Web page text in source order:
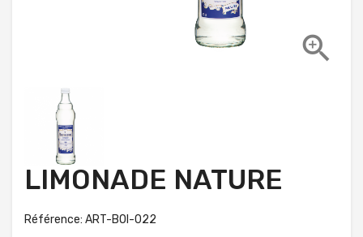

LIMONADE NATURE
Référence: ART-BOI-022